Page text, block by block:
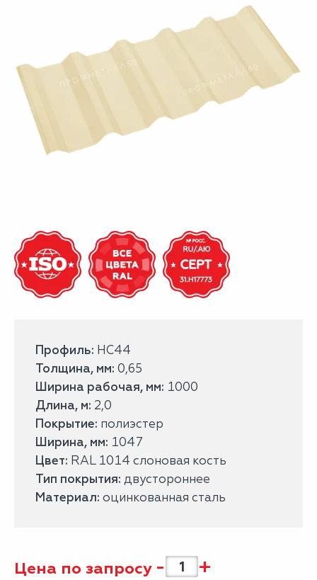
Профиль: НС44
Толщина, мм: 0,65
Ширина рабочая, мм: 1000
Длина, м: 2,0
Покрытие: полиэстер
Ширина, мм: 1047
Цвет: RAL 1014 слоновая кость
Тип покрытия: двустороннее
Материал: оцинкованная сталь
Цена по запросу - +